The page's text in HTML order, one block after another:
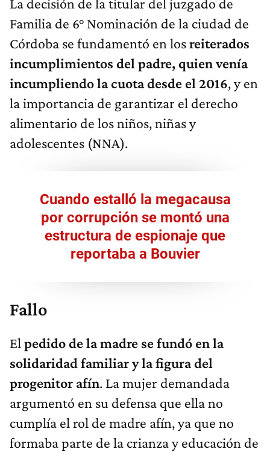
La decisión de la titular del juzgado de
Familia de 6° Nominación de la ciudad de
Córdoba se fundamentó en losreiterados
incumplimientos del padre, quienvenía
incumpliendo la cuota desde el 2016,y en
la importancia de garantizar el derecho
alimentario de los niños, niñas y
adolescentes (NNA).
Cuando estalló la megacausa
por corrupción se montó una
estructura de espionaje que
reportaba a Bouvier
Fallo
El pedido de la madre se fundó en la
solidaridad familiar y la figura del
progenitor afín. La mujer demandada
argumentó en su defensa que ella no
cumplía el rol de madre afín, ya que no
formaba parte de la crianza y educación de